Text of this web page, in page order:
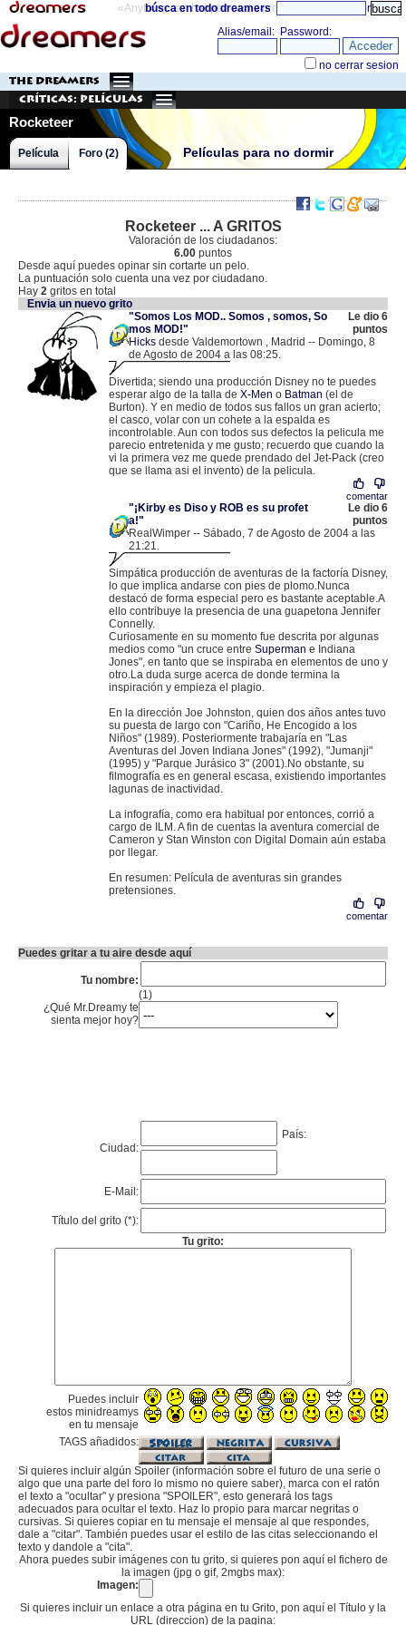
«Anything can happen and it probably will» directorio
búsca en todo dreamers
THE DREAMERS
Críticas: Películas
Rocketeer
Películas para no dormir
Película Foro (2)
Rocketeer ... A GRITOS
Valoración de los ciudadanos:
6.00 puntos
Desde aquí puedes opinar sin cortarte un pelo.
La puntuación solo cuenta una vez por ciudadano.
Hay 2 gritos en total
Envia un nuevo grito
"Somos Los MOD.. Somos , somos, So
mos MOD!"
Le dio 6
puntos
Hicks desde Valdemortown , Madrid -- Domingo, 8
de Agosto de 2004 a las 08:25.
Divertida; siendo una producción Disney no te puedes
esperar algo de la talla de X-Men o Batman (el de
Burton). Y en medio de todos sus fallos un gran acierto;
el casco, volar con un cohete a la espalda es
incontrolable. Aun con todos sus defectos la pelicula me
parecio entretenida y me gusto; recuerdo que cuando la
vi la primera vez me quede prendado del Jet-Pack (creo
que se llama asi el invento) de la pelicula.
comentar
"¡Kirby es Diso y ROB es su profet
a!"
Le dio 6
puntos
RealWimper -- Sábado, 7 de Agosto de 2004 a las
21:21.
Simpática producción de aventuras de la factoría Disney,
lo que implica andarse con pies de plomo.Nunca
destacó de forma especial pero es bastante aceptable.A
ello contribuye la presencia de una guapetona Jennifer
Connelly.
Curiosamente en su momento fue descrita por algunas
medios como "un cruce entre Superman e Indiana
Jones", en tanto que se inspiraba en elementos de uno y
otro.La duda surge acerca de donde termina la
inspiración y empieza el plagio.
En la dirección Joe Johnston, quien dos años antes tuvo
su puesta de largo con "Cariño, He Encogido a los
Niños" (1989). Posteriormente trabajaría en "Las
Aventuras del Joven Indiana Jones" (1992), "Jumanji"
(1995) y "Parque Jurásico 3" (2001).No obstante, su
filmografía es en general escasa, existiendo importantes
lagunas de inactividad.
La infografía, como era habitual por entonces, corrió a
cargo de ILM. A fin de cuentas la aventura comercial de
Cameron y Stan Winston con Digital Domain aún estaba
por llegar.
En resumen: Película de aventuras sin grandes
pretensiones.
comentar
Puedes gritar a tu aire desde aquí
Tu nombre:
(1)
¿Qué Mr.Dreamy te
sienta mejor hoy?
Ciudad:
País:
E-Mail:
Título del grito (*):
Tu grito:
Puedes incluir
estos minidreamys
en tu mensaje
TAGS añadidos:
Si quieres incluir algún Spoiler (información sobre el futuro de una serie o
algo que una parte del foro lo mismo no quiere saber), marca con el ratón
el texto a "ocultar" y presiona "SPOILER", esto generará los tags
adecuados para ocultar el texto. Haz lo propio para marcar negritas o
cursivas. Si quieres copiar en tu mensaje el mensaje al que respondes,
dale a "citar". También puedes usar el estilo de las citas seleccionando el
texto y dandole a "cita".
Ahora puedes subir imágenes con tu grito, si quieres pon aquí el fichero de
la imagen (jpg o gif, 2mgbs max):
Imagen:
Si quieres incluir un enlace a otra página en tu Grito, pon aquí el Título y la
URL (direccion) de la pagina: